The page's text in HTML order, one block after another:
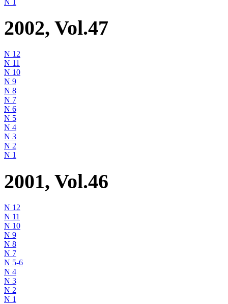
2002, Vol.47
N 12
N 11
N 10
N 9
N 8
N 7
N 6
N 5
N 4
N 3
N 2
N 1
2001, Vol.46
N 12
N 11
N 10
N 9
N 8
N 7
N 5-6
N 4
N 3
N 2
N 1